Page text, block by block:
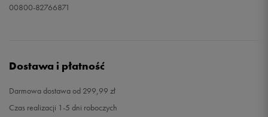
00800-82766871
Dostawa i płatność
Darmowa dostawa od 299,99 zł
Czas realizacji 1-5 dni roboczych